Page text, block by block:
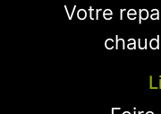
Votre